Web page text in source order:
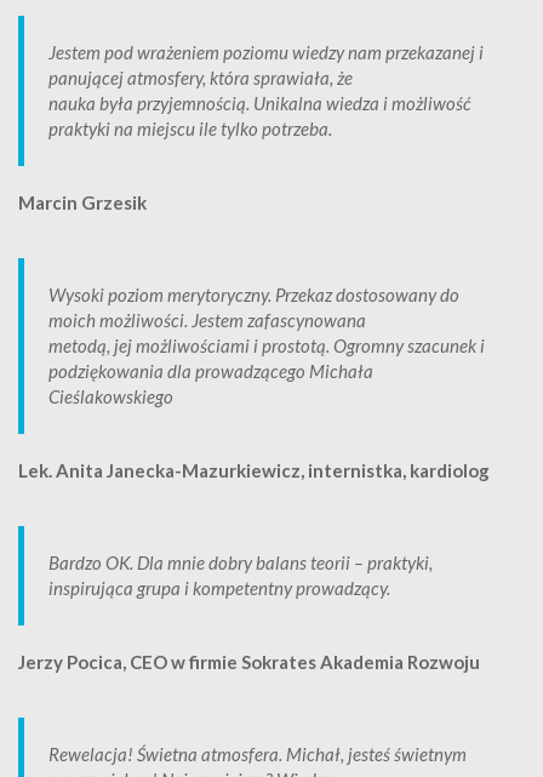
Jestem pod wrażeniem poziomu wiedzy nam przekazanej i
panującej atmosfery, która sprawiała, że
nauka była przyjemnością. Unikalna wiedza i możliwość
praktyki na miejscu ile tylko potrzeba.
Marcin Grzesik
Wysoki poziom merytoryczny. Przekaz dostosowany do
moich możliwości. Jestem zafascynowana
metodą, jej możliwościami i prostotą. Ogromny szacunek i
podziękowania dla prowadzącego Michała
Cieślakowskiego
Lek. Anita Janecka-Mazurkiewicz, internistka, kardiolog
Bardzo OK. Dla mnie dobry balans teorii – praktyki,
inspirująca grupa i kompetentny prowadzący.
Jerzy Pocica, CEO w firmie Sokrates Akademia Rozwoju
Rewelacja! Świetna atmosfera. Michał, jesteś świetnym